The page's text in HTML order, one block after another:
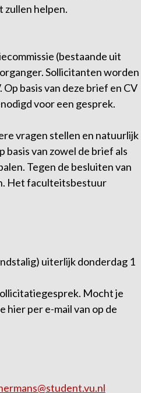
zullen helpen.
(bestaande uit
Sollicitanten worden
basis van deze brief en CV
voor een gesprek.
vragen stellen en natuurlijk
van zowel de brief als
Tegen de besluiten van
Het faculteitsbestuur
uiterlijk donderdag 1
Mocht je
hier per e-mail van op de